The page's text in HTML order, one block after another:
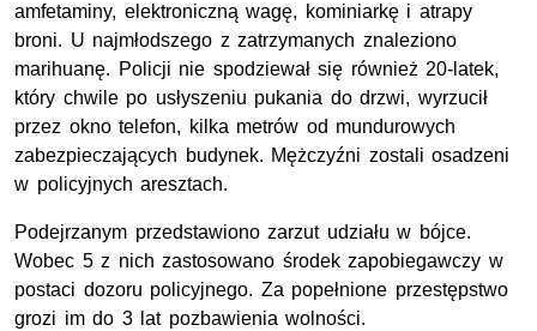
amfetaminy, elektroniczną wagę, kominiarkę i atrapy
broni. U najmłodszego z zatrzymanych znaleziono
marihuanę. Policji nie spodziewał się również 20-latek,
który chwile po usłyszeniu pukania do drzwi, wyrzucił
przez okno telefon, kilka metrów od mundurowych
zabezpieczających budynek. Mężczyźni zostali osadzeni
w policyjnych aresztach.
Podejrzanym przedstawiono zarzut udziału w bójce.
Wobec 5 z nich zastosowano środek zapobiegawczy w
postaci dozoru policyjnego. Za popełnione przestępstwo
grozi im do 3 lat pozbawienia wolności.